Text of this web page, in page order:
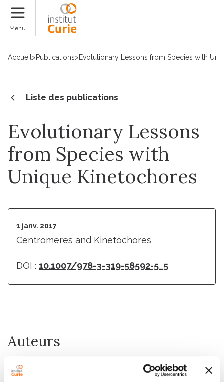
Menu
Accueil >Publications>Evolutionary Lessons from Species with
Liste des publications
Evolutionary Lessons
from Species with
Unique Kinetochores
1 janv. 2017
Centromeres and Kinetochores
DOI : 10.1007/978-3-319-58592-5_5
Auteurs
Ines A. Drinnenberg, Bungo Akiyoshi